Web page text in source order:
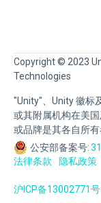
Copyright © 2023
Technologies
"Unity"、Unity 徽标
或其附属机构在美
或品牌是其各自所有
公安部备案号:
法律条款
隐私政策
沪ICP备13002771